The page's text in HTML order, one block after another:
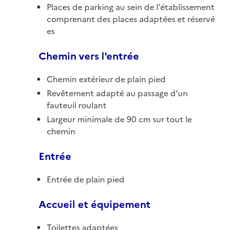
Places de parking au sein de l'établissement
comprenant des places adaptées et réservé
es
Chemin vers l'entrée
Chemin extérieur de plain pied
Revêtement adapté au passage d’un
fauteuil roulant
Largeur minimale de 90 cm sur tout le
chemin
Entrée
Entrée de plain pied
Accueil et équipement
Toilettes adaptées